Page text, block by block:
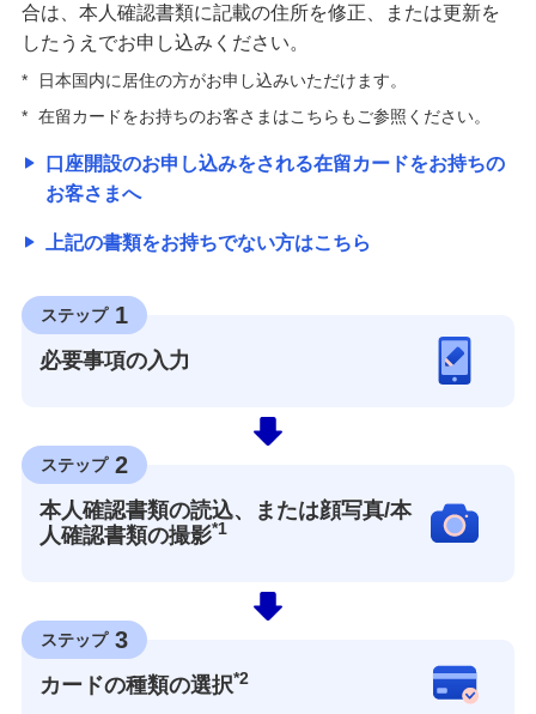
合は、本人確認書類に記載の住所を修正、または更新を
したうえでお申し込みください。
*
日本国内に居住の方がお申し込みいただけます。
* 在留カードをお持ちのお客さまはこちらもご参照ください。
口座開設のお申し込みをされる在留カードをお持ちの
お客さまへ
上記の書類をお持ちでない方はこちら
ステップ 1
必要事項の入力
ステップ 2
本人確認書類の読込、または顔写真/本
人確認書類の撮影*1
ステップ 3
カードの種類の選択*2